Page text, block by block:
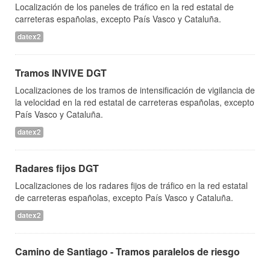
Localización de los paneles de tráfico en la red estatal de
carreteras españolas, excepto País Vasco y Cataluña.
datex2
Tramos INVIVE DGT
Localizaciones de los tramos de intensificación de vigilancia de
la velocidad en la red estatal de carreteras españolas, excepto
País Vasco y Cataluña.
datex2
Radares fijos DGT
Localizaciones de los radares fijos de tráfico en la red estatal
de carreteras españolas, excepto País Vasco y Cataluña.
datex2
Camino de Santiago - Tramos paralelos de riesgo